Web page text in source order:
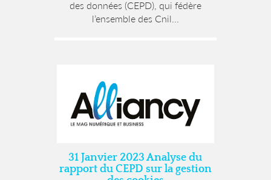
des données (CEPD), qui fédère
l’ensemble des Cnil...
31 Janvier 2023 Analyse du
rapport du CEPD sur la gestion